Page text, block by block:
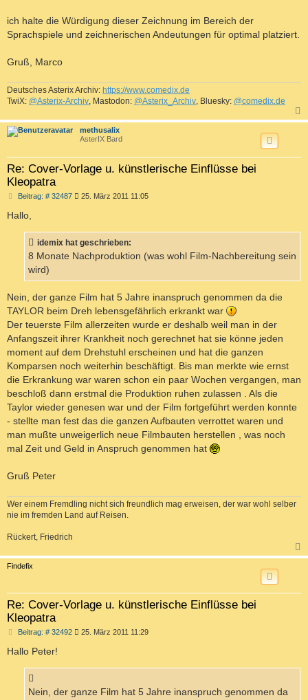
a
g
ich halte die Würdigung dieser Zeichnung im Bereich der
Sprachspiele und zeichnerischen Andeutungen für optimal platziert.
Gruß, Marco
Deutsches Asterix Archiv: https://www.comedix.de
TwiX: @Asterix-Archiv , Mastodon: @Asterix_Archiv , Bluesky: @comedix.de
a
methusalix
AsterIX Bard
Re: Cover-Vorlage u. künstlerische Einflüsse bei
Kleopatra
Beitrag: # 32487B
r
a
25. März 2011 11:05
Hallo,
idemix hat geschrieben:
8 Monate Nachproduktion (was wohl Film-Nachbereitung sein
wird)
Nein, der ganze Film hat 5 Jahre inanspruch genommen da die
TAYLOR beim Dreh lebensgefährlich erkrankt war
Der teuerste Film allerzeiten wurde er deshalb weil man in der
Anfangszeit ihrer Krankheit noch gerechnet hat sie könne jeden
moment auf dem Drehstuhl erscheinen und hat die ganzen
Komparsen noch weiterhin beschäftigt. Bis man merkte wie ernst
die Erkrankung war waren schon ein paar Wochen vergangen, man
beschloß dann erstmal die Produktion ruhen zulassen . Als die
Taylor wieder genesen war und der Film fortgeführt werden konnte
- stellte man fest das die ganzen Aufbauten verrottet waren und
man mußte unweigerlich neue Filmbauten herstellen , was noch
mal Zeit und Geld in Anspruch genommen hat
Gruß Peter
Wer einem Fremdling nicht sich freundlich mag erweisen, der war wohl selber
nie im fremden Land auf Reisen.
Rückert, Friedrich
a
Findefix
Re: Cover-Vorlage u. künstlerische Einflüsse bei
Kleopatra
Beitrag: # 32492B
r
25. März 2011 11:29
Hallo Peter!
Nein, der ganze Film hat 5 Jahre inanspruch genommen da